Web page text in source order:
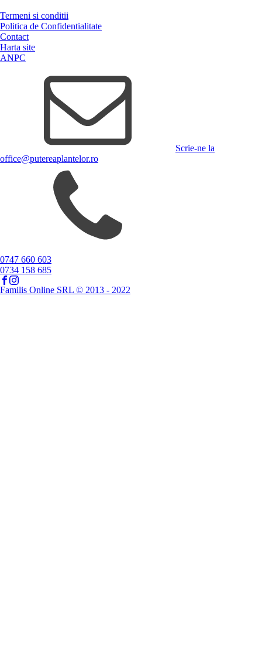
Termeni si conditii
Politica de Confidentialitate
Contact
Harta site
ANPC
Scrie-ne la
office@putereaplantelor.ro
0747 660 603
0734 158 685
Familis Online SRL © 2013 - 2022